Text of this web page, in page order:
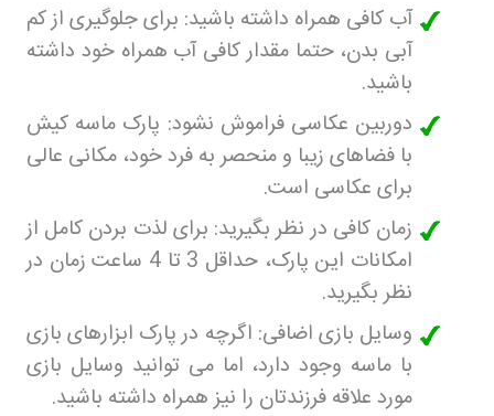
آب کافی همراه داشته باشید: برای جلوگیری از کم
آبی بدن، حتما مقدار کافی آب همراه خود داشته
باشید.
دوربین عکاسی فراموش نشود: پارک ماسه کیش
با فضاهای زیبا و منحصر به فرد خود، مکانی عالی
برای عکاسی است.
زمان کافی در نظر بگیرید: برای لذت بردن کامل از
امکانات این پارک، حداقل 3 تا 4 ساعت زمان در
نظر بگیرید.
وسایل بازی اضافی: اگرچه در پارک ابزارهای بازی
با ماسه وجود دارد، اما می توانید وسایل بازی
مورد علاقه فرزندتان را نیز همراه داشته باشید.